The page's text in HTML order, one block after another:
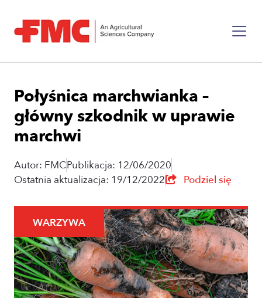
Połyśnica marchwianka –
główny szkodnik w uprawie
marchwi
Autor: FMCPublikacja: 12/06/2020
Ostatnia aktualizacja: 19/12/2022
Podziel się
WARZYWA